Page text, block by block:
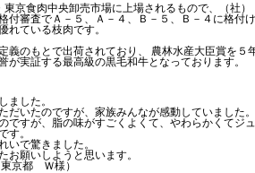
京食肉中央卸売市場に上場されるもので、（社）
付審査でＡ－５、Ａ－４、Ｂ－５、Ｂ－４に格付け
れている枝肉です。
義のもとで出荷されており、 農林水産大臣賞を５
が実証する最高級の黒毛和牛となっております。
ました。
だいたのですが、家族みんなが感動していました。
ですが、脂の味がすごくよくて、やわらかくてジュ
す。
いで驚きました。
お願いしようと思います。
京都 Ｗ様）